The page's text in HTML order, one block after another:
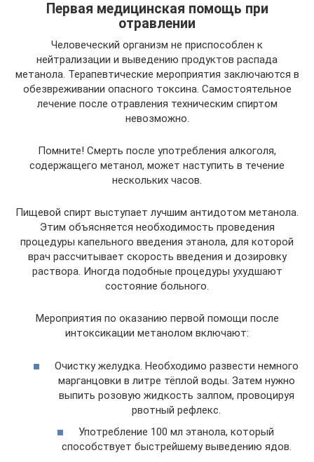
Первая медицинская помощь при
отравлении
Человеческий организм не приспособлен к
нейтрализации и выведению продуктов распада
метанола. Терапевтические мероприятия заключаются в
обезвреживании опасного токсина. Самостоятельное
лечение после отравления техническим спиртом
невозможно.
Помните! Смерть после употребления алкоголя,
содержащего метанол, может наступить в течение
нескольких часов.
Пищевой спирт выступает лучшим антидотом метанола.
Этим объясняется необходимость проведения
процедуры капельного введения этанола, для которой
врач рассчитывает скорость введения и дозировку
раствора. Иногда подобные процедуры ухудшают
состояние больного.
Мероприятия по оказанию первой помощи после
интоксикации метанолом включают:
Очистку желудка. Необходимо развести немного
марганцовки в литре тёплой воды. Затем нужно
выпить розовую жидкость залпом, провоцируя
рвотный рефлекс.
Употребление 100 мл этанола, который
способствует быстрейшему выведению ядов.